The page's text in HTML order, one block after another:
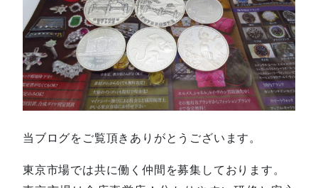
当ブログをご覧頂きありがとうございます。
東京市場では共に働く仲間を募集しております。